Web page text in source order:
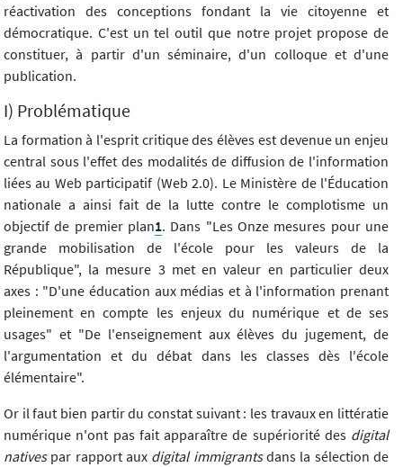
réactivation des conceptions fondant la vie citoyenne et
démocratique. C'est un tel outil que notre projet propose de
constituer, à partir d'un séminaire, d'un colloque et d'une
publication.
I) Problématique
La formation à l'esprit critique des élèves est devenue un enjeu
central sous l'effet des modalités de diffusion de l'information
liées au Web participatif (Web 2.0). Le Ministère de l'Éducation
nationale a ainsi fait de la lutte contre le complotisme un
objectif de premier plan1. Dans "Les Onze mesures pour une
grande mobilisation de l'école pour les valeurs de la
République", la mesure 3 met en valeur en particulier deux
axes : "D'une éducation aux médias et à l'information prenant
pleinement en compte les enjeux du numérique et de ses
usages" et "De l'enseignement aux élèves du jugement, de
l'argumentation et du débat dans les classes dès l'école
élémentaire".
Or il faut bien partir du constat suivant : les travaux en littératie
numérique n'ont pas fait apparaître de supériorité des digital
natives par rapport aux digital immigrantsdans la sélection de